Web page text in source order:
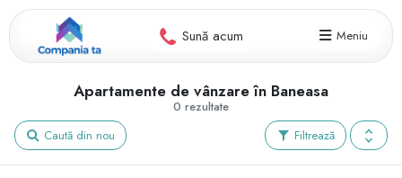
Sună acum Meniu
0 rezultate
Apartamente de vânzare în Baneasa
Filtrează
Caută din nou